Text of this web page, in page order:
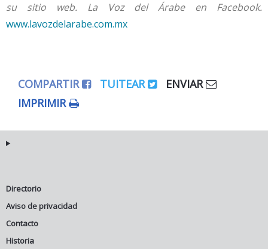
su sitio web. La Voz del Árabe en Facebook.
www.lavozdelarabe.com.mx
COMPARTIR TUITEAR
ENVIAR
IMPRIMIR
Directorio
Aviso de privacidad
Contacto
Historia